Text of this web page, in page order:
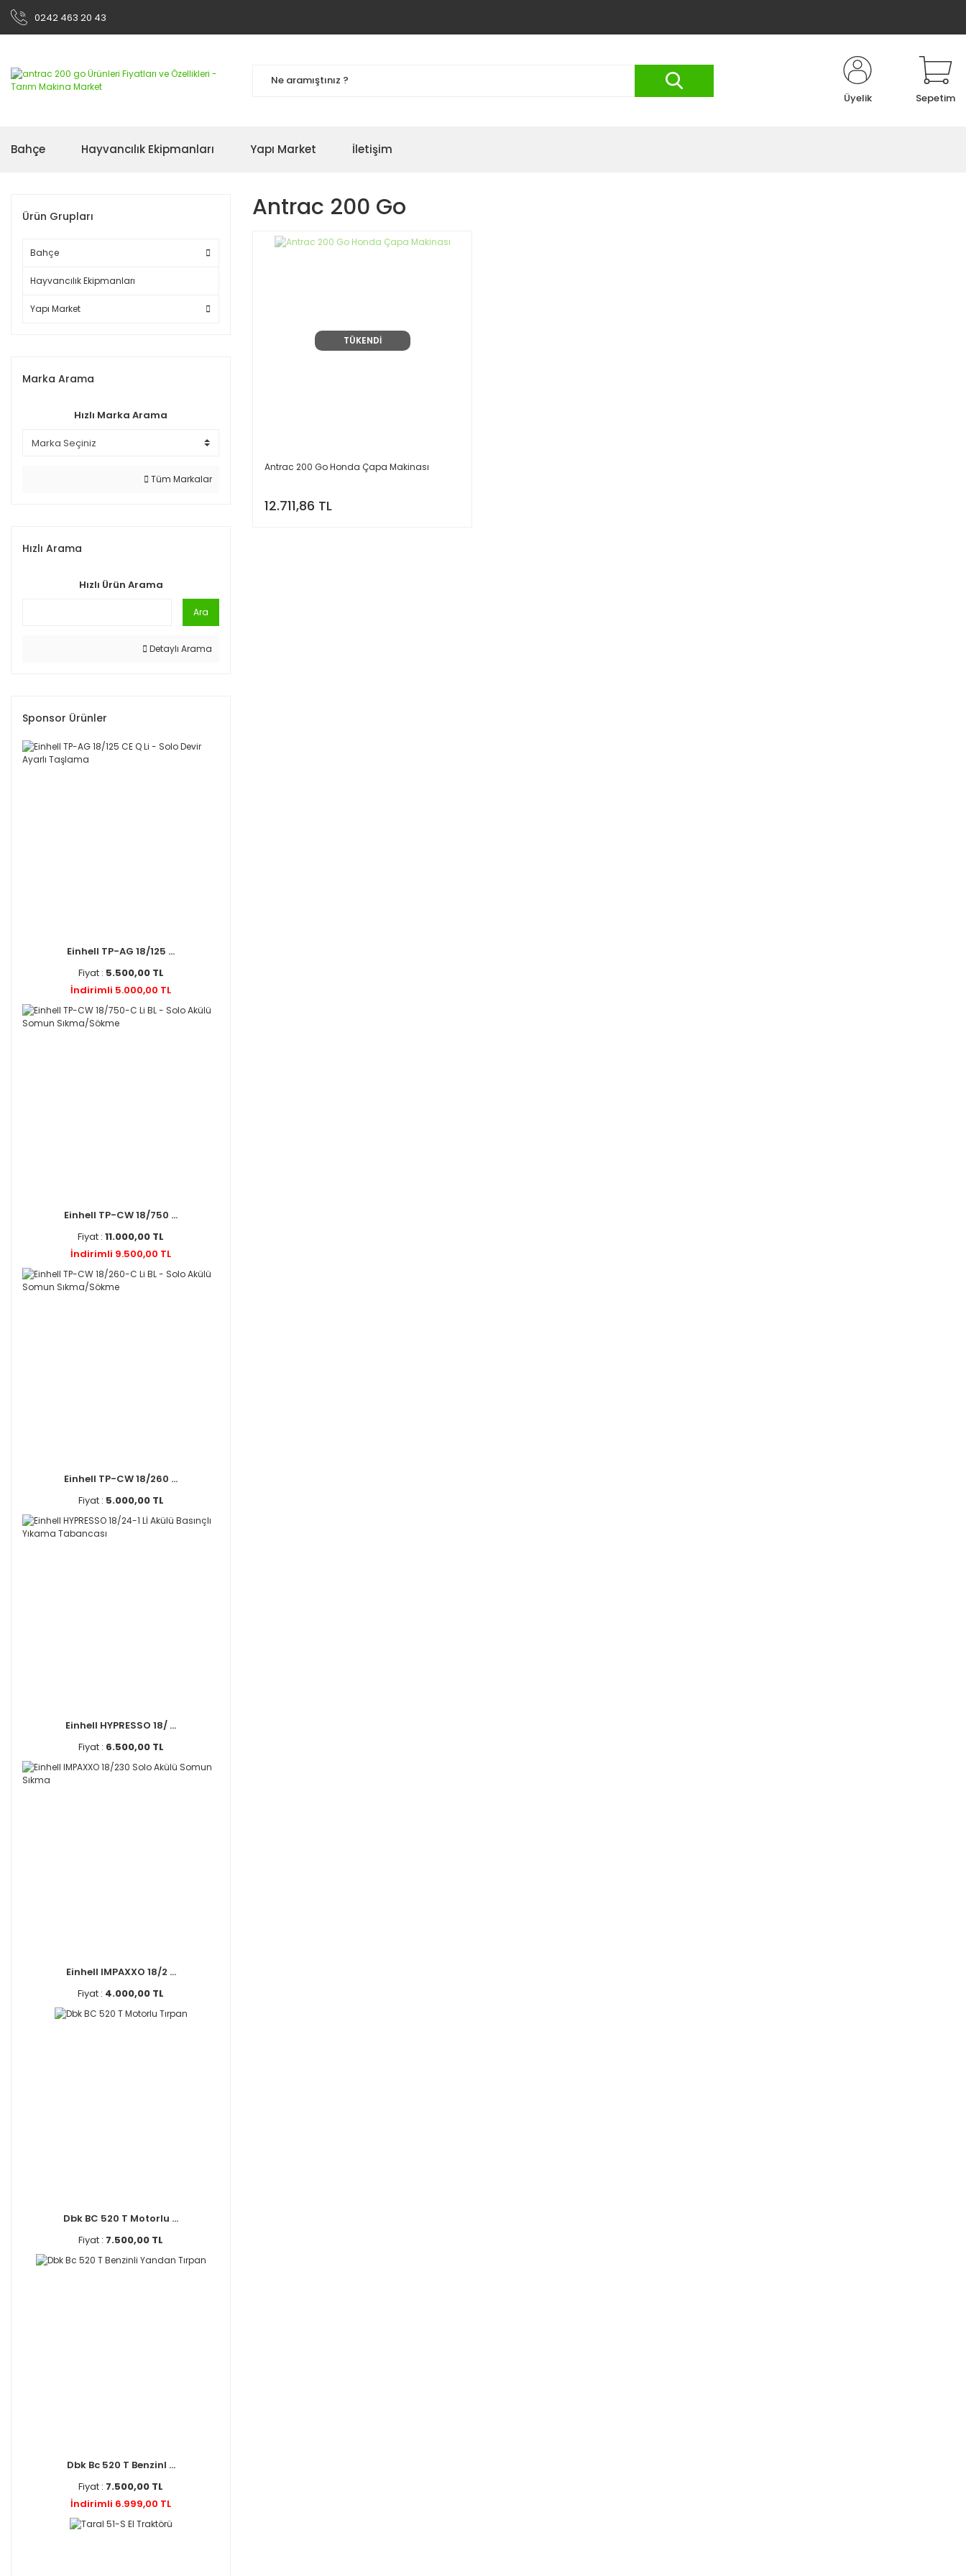
0242 463 20 43
Üyelik Sepetim
Bahçe Hayvancılık Ekipmanları Yapı Market İletişim
Ürün Grupları
Bahçe
Hayvancılık Ekipmanları
Yapı Market
Marka Arama
Hızlı Marka Arama
Tüm Markalar
Hızlı Arama
Hızlı Ürün Arama
Ara
Detaylı Arama
Sponsor Ürünler
Einhell TP-AG 18/125 ...
Fiyat : 5.500,00 TL
İndirimli 5.000,00 TL
Einhell TP-CW 18/750 ...
Fiyat : 11.000,00 TL
İndirimli 9.500,00 TL
Einhell TP-CW 18/260 ...
Fiyat : 5.000,00 TL
Einhell HYPRESSO 18/ ...
Fiyat : 6.500,00 TL
Einhell IMPAXXO 18/2 ...
Fiyat : 4.000,00 TL
Dbk BC 520 T Motorlu ...
Fiyat : 7.500,00 TL
Dbk Bc 520 T Benzinl ...
Fiyat : 7.500,00 TL
İndirimli 6.999,00 TL
Antrac 200 Go
TÜKENDİ
Antrac 200 Go Honda Çapa Makinası
12.711,86 TL